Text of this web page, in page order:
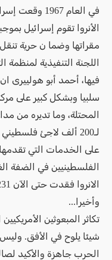
في العام 1967
الأنروا تقوم إسرائيل
مقراتها وضما ن حرية
اللجنة التنفيذية لمنظمة
فيها، أحمد أبو هولييرى
سلبيا وبشكل كبير على
المحتلة، وما تديره من
لـ200 ألف لاجئ
الفلسطينيين في الضفة
الانروا فقدت حتى الآن 231 موظفاً من كادرها في قطاع غزة.
وأخيرا...
تكاثر المبعوثين
شيئا يلوح في الأفق.
الحرب جاهزة والأكيد